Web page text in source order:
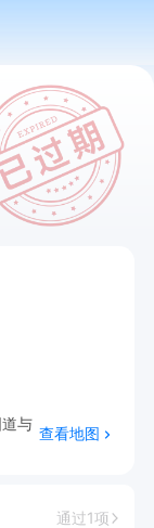
与
查看地图
通过1项